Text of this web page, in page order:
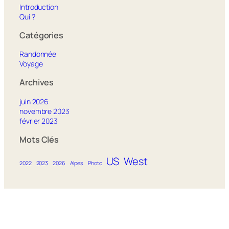
Introduction
Qui ?
Catégories
Randonnée
Voyage
Archives
juin 2026
novembre 2023
février 2023
Mots Clés
2022 2023 2026 Alpes Photo US West